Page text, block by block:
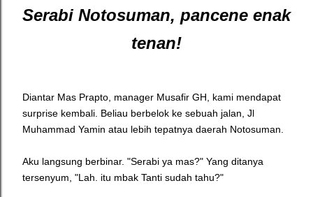
Serabi Notosuman, pancene enak
tenan!
Diantar Mas Prapto, manager Musafir GH, kami mendapat
surprise kembali. Beliau berbelok ke sebuah jalan, Jl
Muhammad Yamin atau lebih tepatnya daerah Notosuman.
Aku langsung berbinar. "Serabi ya mas?" Yang ditanya
tersenyum, "Lah. itu mbak Tanti sudah tahu?"